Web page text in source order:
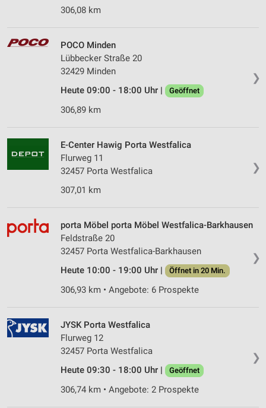
306,08 km
❯
POCO Minden
Lübbecker Straße 20
32429 Minden
Heute 09:00 - 18:00 Uhr |
Geöffnet
306,89 km
❯
E-Center Hawig Porta Westfalica
Flurweg 11
32457 Porta Westfalica
307,01 km
❯
porta Möbel porta Möbel Westfalica-Barkhausen
Feldstraße 20
32457 Porta Westfalica-Barkhausen
Heute 10:00 - 19:00 Uhr |
Öffnet in 20 Min.
306,93 km • Angebote: 6 Prospekte
❯
JYSK Porta Westfalica
Flurweg 12
32457 Porta Westfalica
Heute 09:30 - 18:00 Uhr |
Geöffnet
306,74 km • Angebote: 2 Prospekte